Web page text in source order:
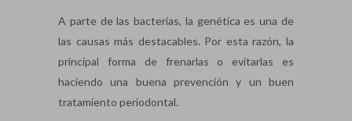
A parte de las bacterias, la genética es una de
las causas más destacables. Por esta razón, la
principal forma de frenarlas o evitarlas es
haciendo una buena prevención y un buen
tratamiento periodontal.